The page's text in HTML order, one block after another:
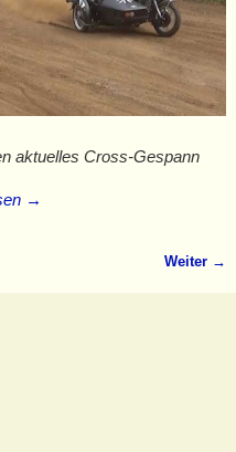
aktuelles Cross-Gespann
→
Weiter →